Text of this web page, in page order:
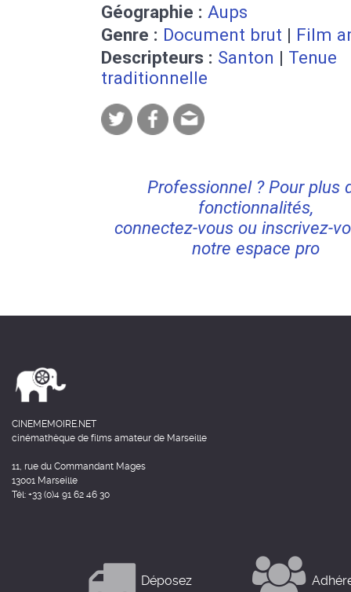
Géographie : Aups
Genre : Document brut | Film
Descripteurs : Santon | Tenue
traditionnelle
Professionnel ? Pour plus
fonctionnalités,
connectez-vous ou inscrivez-
notre espace pro
CINEMEMOIRE.NET
cinémathèque de films amateur de Marseille
11, rue du Commandant Mages
13001 Marseille
Tél: +33 (0)4 91 62 46 30
Déposez